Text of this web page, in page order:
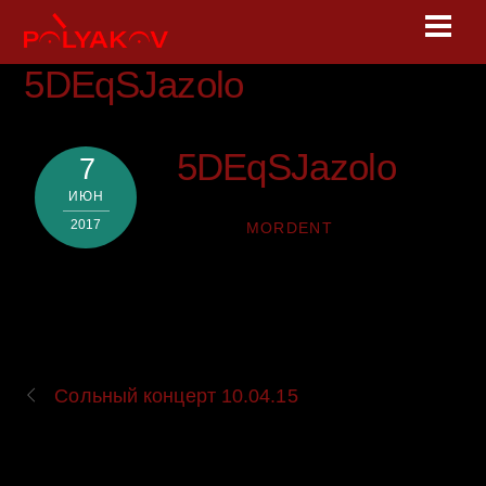
content5DEqSJazolo
7
ИЮН
2017
5DEqSJazolo
MORDENT
Сольный концерт 10.04.15